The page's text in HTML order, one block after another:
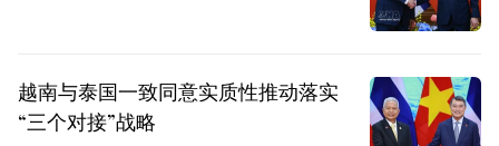
越南与泰国一致同意实质性推动落实
“三个对接”战略